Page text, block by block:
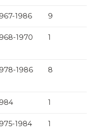
1986 9
1970 1
1986 8
1
1984 1